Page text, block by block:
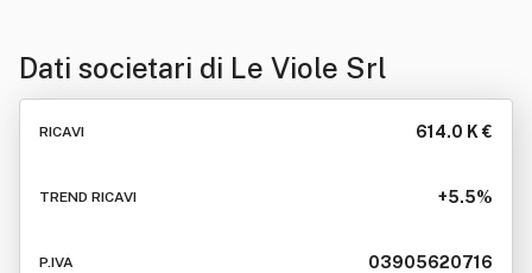
Dati societari di Le Viole Srl
RICAVI 614.0 K €
TREND RICAVI +5.5%
P.IVA 03905620716